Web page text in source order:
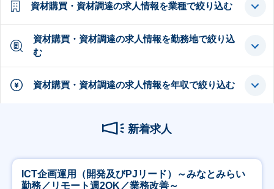
資材購買・資材調達の求人情報を業種で絞り込む
資材購買・資材調達の求人情報を勤務地で絞り込
む
資材購買・資材調達の求人情報を年収で絞り込む
新着求人
ICT企画運用（開発及びPJリード）～みなとみらい
勤務／リモート週2OK／業務改善～